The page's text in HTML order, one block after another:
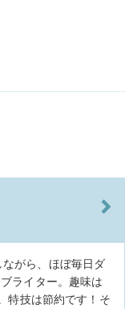
ながら、ほぼ毎日ダ
ライター。趣味は
特技は節約です！そ